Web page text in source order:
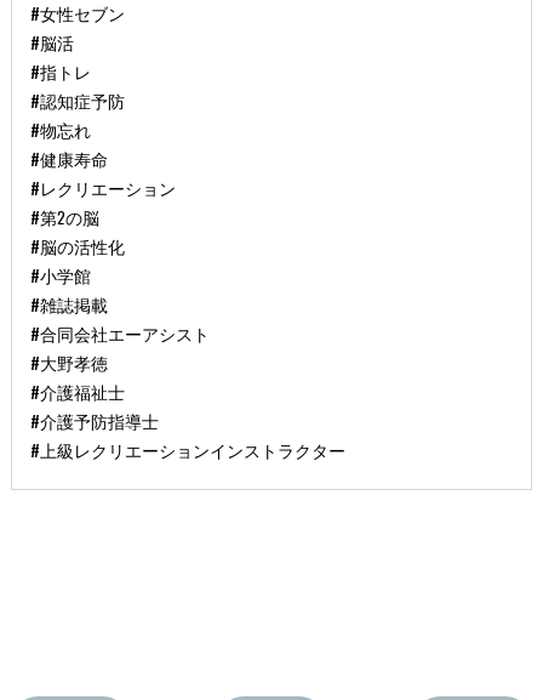
#女性セブン
​#脳活
​#指トレ
​#認知症予防
​#物忘れ
​#健康寿命
​#レクリエーション
​#第2の脳
​#脳の活性化
​#小学館
​#雑誌掲載
#合同会社エーアシスト
#大野孝徳
#介護福祉士
#介護予防指導士
#上級レクリエーションインストラクター